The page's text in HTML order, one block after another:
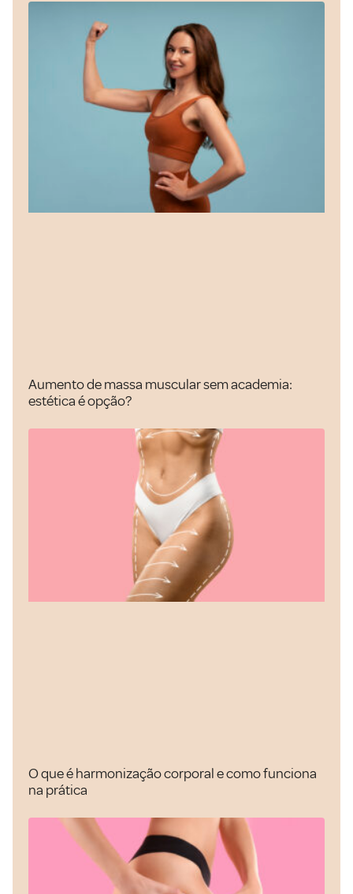
Aumento de massa muscular sem academia:
estética é opção?
O que é harmonização corporal e como funciona
na prática